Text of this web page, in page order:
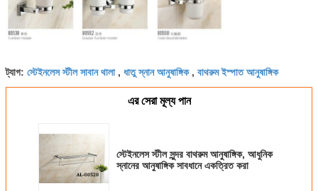
ট্যাগ: স্টেইনলেস স্টীল সাবান থালা, ধাতু স্নান আনুষাঙ্গিক, বাথরুম ইস্পাত আনুষাঙ্গিক
এর সেরা মূল্য পান
স্টেইনলেস স্টীল সুন্দর বাথরুম আনুষাঙ্গিক, আধুনিক
স্নানের আনুষাঙ্গিক সাবধানে একত্রিত করা